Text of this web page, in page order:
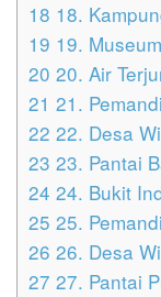
18 18.
19 19.
20 20. Air
21 21.
22 22. Desa
23 23. Pantai
24 24. Bukit
25 25.
26 26. Desa
27 27. Pantai